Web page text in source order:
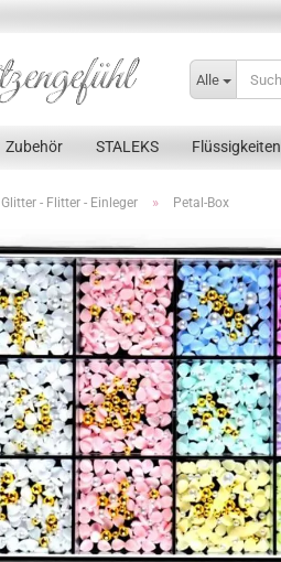
Alle
Zubehör STALEKS Flüssigkeiten
Glitter - Flitter - Einleger » Petal-Box